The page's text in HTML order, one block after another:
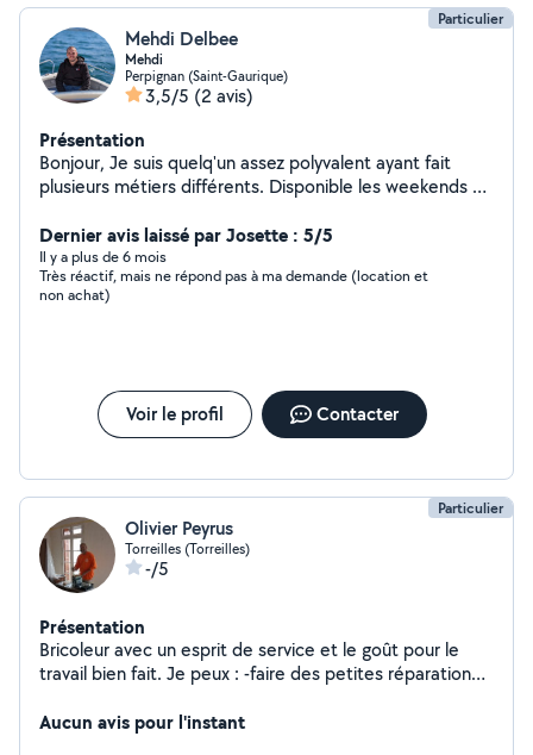
Particulier
Mehdi Delbee
Mehdi
Perpignan (Saint-Gaurique)
3,5/5 (2 avis)
Présentation
Bonjour, Je suis quelq'un assez polyvalent ayant fait
plusieurs métiers différents. Disponible les weekends ou
Dernier avis laissé par Josette : 5/5
Il y a plus de 6 mois
Très réactif, mais ne répond pas à ma demande (location et
non achat)
Voir le profil Contacter
Particulier
Olivier Peyrus
Torreilles (Torreilles)
-/5
Présentation
Bricoleur avec un esprit de service et le goût pour le
travail bien fait. Je peux : -faire des petites réparation
robinetteries/douches et toilettes. - faire des travaux
Aucun avis pour l'instant